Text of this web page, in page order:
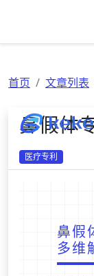
首页 文章列表
鼻假体
医疗专利
鼻假
多维